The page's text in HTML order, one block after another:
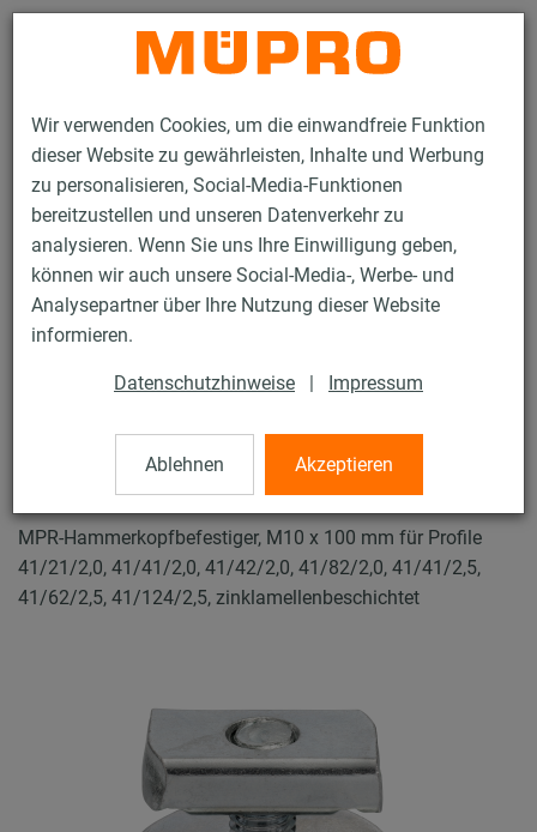
Wir verwenden Cookies, um die einwandfreie Funktion
dieser Website zu gewährleisten, Inhalte und Werbung
zu personalisieren, Social-Media-Funktionen
bereitzustellen und unseren Datenverkehr zu
analysieren. Wenn Sie uns Ihre Einwilligung geben,
können wir auch unsere Social-Media-, Werbe- und
Analysepartner über Ihre Nutzung dieser Website
informieren.
Datenschutzhinweise | Impressum
Ablehnen Akzeptieren
Kontakt
Produkte Befestigungstechnik
Lüftungsbefestigung
Installationsschienen für die Lüftungsbefestigung
MPR-Systemschienen (leichter bis mittlerer Lastbereich)
MPR-Hammerkopfbefestiger
10 / 64
MPR-Hammerkopfbefestiger
MPR-Hammerkopfbefestiger, M10 x 100 mm für Profile
41/21/2,0, 41/41/2,0, 41/42/2,0, 41/82/2,0, 41/41/2,5,
41/62/2,5, 41/124/2,5, zinklamellenbeschichtet